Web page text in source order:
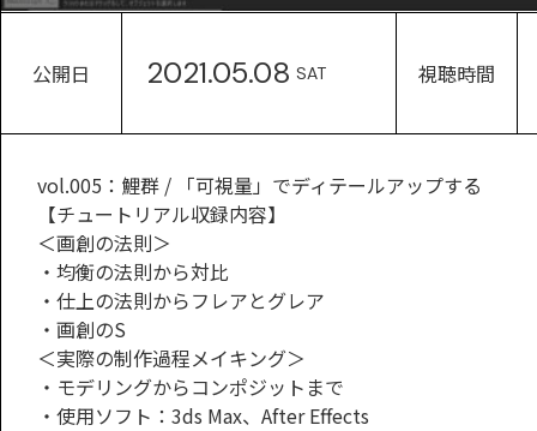
公開日 2021.05.08 SAT 視聴時間
vol.005：鯉群 / 「可視量」でディテールアップする
【チュートリアル収録内容】
＜画創の法則＞
・均衡の法則から対比
・仕上の法則からフレアとグレア
・画創のS
＜実際の制作過程メイキング＞
・モデリングからコンポジットまで
・使用ソフト：3ds Max、After Effects